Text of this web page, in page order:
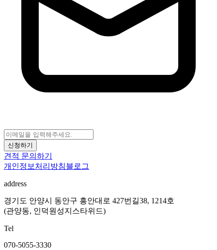
신청하기
견적 문의하기
개인정보처리방침블로그
address
경기도 안양시 동안구 흥안대로 427번길38, 1214호
(관양동, 인덕원성지스타위드)
Tel
070-5055-3330